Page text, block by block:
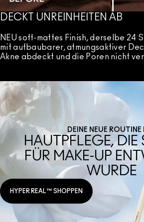
DECKT UNREINHEITEN AB
NEU soft-mattes Finish, derselbe 24
mit aufbaubarer, atmungsaktiver
Akne abdeckt und die Poren nicht
DEINE NEUE ROUTINE
HAUTPFLEGE, DIE
FÜR MAKE-UP
WURDE
HYPER REAL™ SHOPPEN